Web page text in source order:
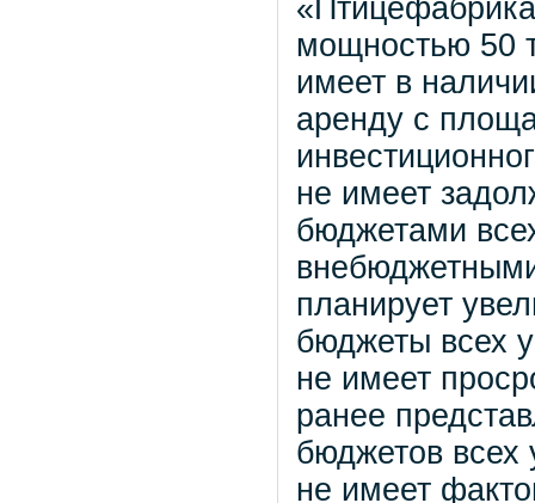
мощностью 50
имеет в
аренду с
не имеет
бюджетами
планирует
бюджеты всех
не имеет
ранее
бюджетов всех
не имеет